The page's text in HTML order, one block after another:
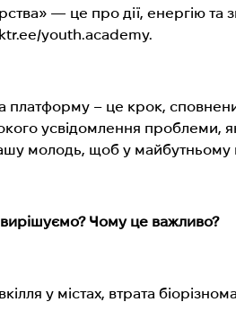
— це про дії, енергію
youth.academy.
платформу – це крок,
усвідомлення проблеми,
молодь, щоб у
Чому це важливо?
у містах, втрата